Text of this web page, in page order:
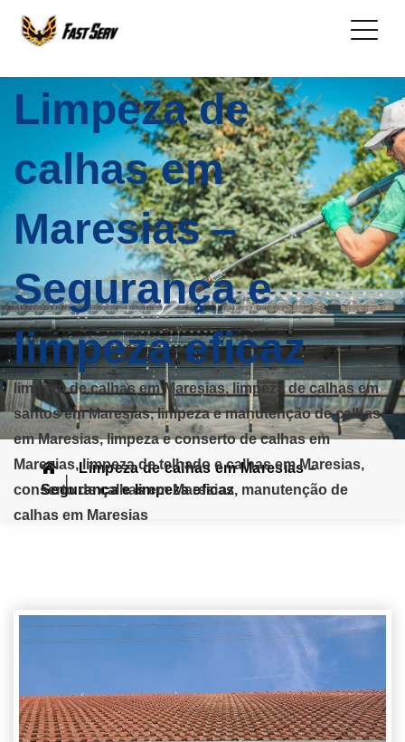
Limpeza de
calhas em
Maresias –
Segurança e
limpeza eficaz
limpeza de calhas em Maresias, limpeza de calhas em
santos em Maresias, limpeza e manutenção de calhas
em Maresias, limpeza e conserto de calhas em
Maresias, limpeza de telhado e calhas em Maresias,
conserto de calhas em Maresias, manutenção de
calhas em Maresias
Limpeza de calhas em Maresias –
Segurança e limpeza eficaz